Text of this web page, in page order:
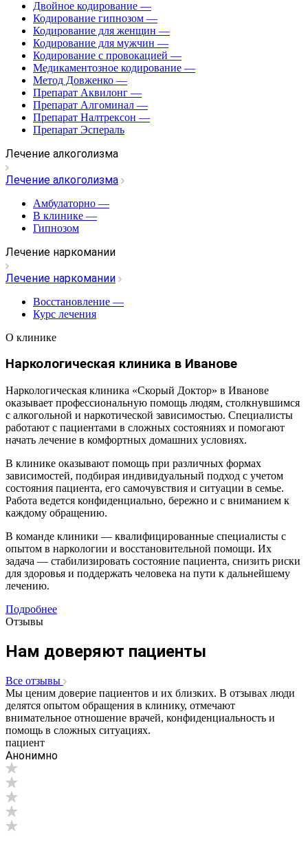
Двойное кодирование —
Кодирование гипнозом —
Кодирование для женщин —
Кодирование для мужчин —
Кодирование с провокацией —
Медикаментозное кодирование —
Метод Довженко —
Препарат Аквилонг —
Препарат Алгоминал —
Препарат Налтрексон —
Препарат Эспераль
Лечение алкоголизма
Лечение алкоголизма
Амбулаторно —
В клинике —
Гипнозом
Лечение наркомании
Лечение наркомании
Восстановление —
Курс лечения
О клинике
Наркологическая клиника в Иванове
Наркологическая клиника «Скорый Доктор» в Иванове
оказывает профессиональную помощь людям, столкнувшимся
с алкогольной и наркотической зависимостью. Специалисты
работают с пациентами в сложных состояниях и помогают
начать лечение в комфортных домашних условиях.
В клинике оказывают помощь при различных формах
зависимостей, подбирая индивидуальный подход с учетом
состояния пациента, его самочувствия и ситуации в семье.
Работа ведется конфиденциально, бережно и с вниманием к
каждому обращению.
В команде клиники — квалифицированные специалисты с
опытом в наркологии и восстановительной помощи. Их
задача — стабилизировать состояние пациента, снизить риски
для здоровья и поддержать человека на пути к дальнейшему
лечению.
Подробнее
Отзывы
Нам доверяют пациенты
Все отзывы
Мы ценим доверие пациентов и их близких. В отзывах люди
делятся опытом обращения в клинику, отмечают
внимательное отношение врачей, конфиденциальность и
помощь в сложных ситуациях.
пациент
Анонимно